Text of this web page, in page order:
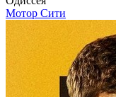
Мотор Сити